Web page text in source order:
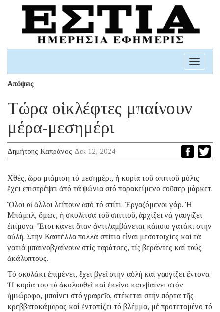
Toggle
Απόψεις
Τώρα οἱ κλέφτες μπαίνουν
μέρα-μεσημέρι
Δημήτρης Καπράνος Δεκ 12, 2024
Χθές, ὥρα μιάμιση τό μεσημέρι, ἡ κυρία τοῦ σπιτιοῦ μόλις
ἔχει ἐπιστρέψει ἀπό τά ψώνια στό παρακείμενο σοῦπερ μάρκετ.
Ὅλοι οἱ ἄλλοι λείπουν ἀπό τό σπίτι. Ἐργαζόμενοι γάρ. Ἡ
Μπάμπλ, ὅμως, ἡ σκυλίτσα τοῦ σπιτιοῦ, ἀρχίζει νά γαυγίζει
ἐπίμονα. Ἔτσι κάνει ὅταν ἀντιλαμβάνεται κάποιο γατάκι στήν
αὐλή. Στήν Καστέλλα πολλά σπίτια εἶναι μεσοτοιχίες καί τά
γατιά μπαινοβγαίνουν στίς ταράτσες, τίς βεράντες καί τούς
ἀκάλυπτους.
Τό σκυλάκι ἐπιμένει, ἔχει βγεῖ στήν αὐλή καί γαυγίζει ἔντονα.
Ἡ κυρία του τό ἀκολουθεῖ καί ἐκεῖνο κατεβαίνει στόν
ἡμιώροφο, μπαίνει στό γραφεῖο, στέκεται στήν πόρτα τῆς
κρεββατοκάμαρας καί ἐντοπίζει τό βλέμμα, μέ προτεταμένο τό